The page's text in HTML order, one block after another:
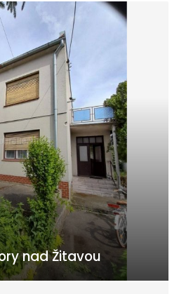
nad Žitavou